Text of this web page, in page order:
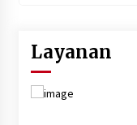
Layanan